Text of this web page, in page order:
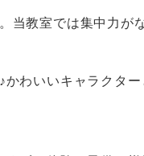
当教室では集中力
わいいキャラクタ